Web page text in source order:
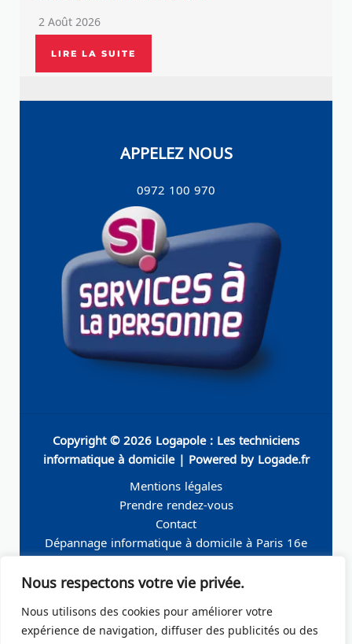
Nous respectons votre vie privée.
Nous utilisons des cookies pour améliorer votre
expérience de navigation, diffuser des publicités ou des
2 Août 2026
LIRE LA SUITE
APPELEZ NOUS
0972 100 970
Copyright © 2026 Logapole : Les techniciens
informatique à domicile | Powered by Logade.fr
Mentions légales
Prendre rendez-vous
Contact
Dépannage informatique à domicile à Paris 16e
Seine
Perret
Dépannage informatique à domicile à Paris 19e